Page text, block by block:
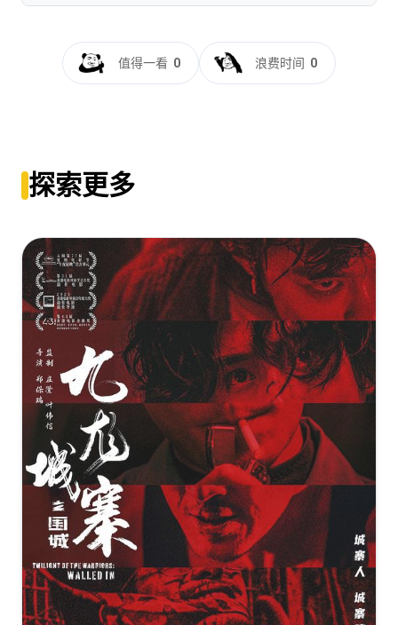
[31.79GB]
轨].Table.for.Six.2022.2160p.WEB-
DL.60fps.H265.10bit.DDP5.1-TAGWEB
DL.H265.60fps.DDP5.1.2Audio-DreamHD
还是觉得你最好[60帧率版本][国粤多音轨+中文字
幕].Table.for.Six.2022.2160p.HQ.60FPS.WEB-
DL.H265.DDP2.0.2Audio-GPTHD
[20.86GB] 复制 下载
还是觉得你最好[高码版][国粤多音轨+中文字
幕].Table.for.Six.2022.2160p.HQ.WEB-
DL.H265.DDP5.1.2Audio-DreamHD
[16.92GB] 复制 下载
还是觉得你最好[国语配音+中文字
幕].Table.for.Six.2022.2160p.WEB-DL.H265.DDP5.1-
PandaQT
[3.92GB] 复制
还是觉得你最好[中文字幕+国粤语音
轨].Table.for.Six.2022.2160p.WEB-DL.H265.DDP5.1-
TAGWEB
值得一看 0 浪费时间 0
探索更多